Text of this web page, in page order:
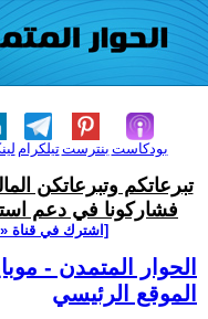
تيلكرامبنترست بودكاست
تبرعاتكم وتبرعاتكن
فشاركونا في دعم
[اشترك في قناة
الحوار المتمدن -
الموقع الرئيسي